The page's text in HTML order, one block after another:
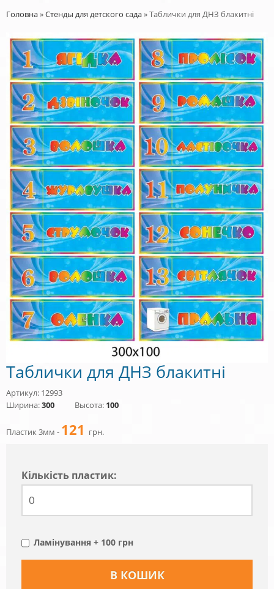
Головна»Стенды для детского сада»Таблички для ДНЗ блакитні
Таблички для ДНЗ блакитні
Артикул: 12993
Ширина:300 Высота: 100
Пластик 3мм - 121 грн.
Кiлькiсть пластик:
Ламінування + 100 грн